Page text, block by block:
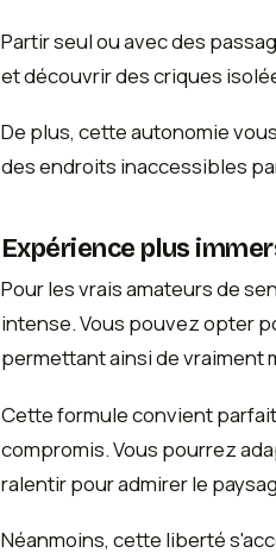
Partir seul ou avec des
et découvrir des criques
De plus, cette autonomie
des endroits inaccessibles
Expérience plus
Pour les vrais amateurs de
intense. Vous pouvez opter
permettant ainsi de vraiment
Cette formule convient
compromis. Vous pourrez
ralentir pour admirer le
Néanmoins, cette liberté